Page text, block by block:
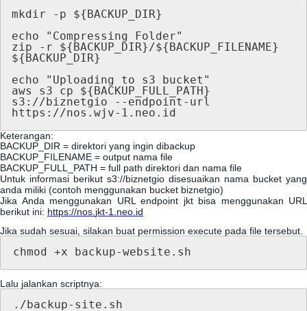
mkdir
- p ${ BACKUP_DIR}
echo
" Compressing Folder"
zip
- r ${ BACKUP_DIR}/${ BACKUP_FILENAME}
${ BACKUP_DIR}
echo
" Uploading to s3 bucket "
aws
s3 cp ${ BACKUP_FULL_PATH }
s3 : // biznetgio - - endpoint - url
https : //nos . wjv- 1 . neo . id
Keterangan:
BACKUP_DIR = direktori yang ingin dibackup
BACKUP_FILENAME = output nama file
BACKUP_FULL_PATH = full path direktori dan nama file
Untuk informasi berikut s3://biznetgio disesuaikan nama bucket yang
anda miliki (contoh menggunakan bucket biznetgio)
Jika Anda menggunakan URL endpoint jkt bisa menggunakan URL
berikut ini: https://nos jkt-1 neo id
Jika sudah sesuai silakan buat permission execute pada file tersebut
chmod +x backup-website . sh
Lalu jalankan scriptnya:
. / backup- site . sh